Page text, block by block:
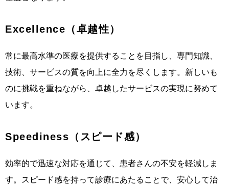
Excellence（卓越性）
常に最高水準の医療を提供することを目指し、専門知識、
技術、サービスの質を向上に全力を尽くします。新しいも
のに挑戦を重ねながら、卓越したサービスの実現に努めて
います。
Speediness（スピード感）
効率的で迅速な対応を通じて、患者さんの不安を軽減しま
す。スピード感を持って診療にあたることで、安心して治